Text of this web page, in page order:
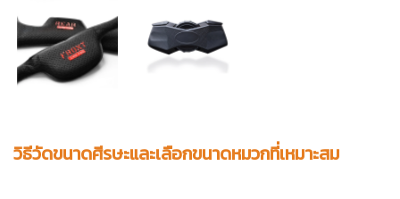
วิธีวัดขนาดศีรษะและเลือกขนาดหมวกที่เหมาะสม